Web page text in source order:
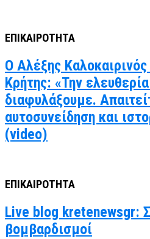
ΕΠΙΚΑΙΡΟΤΗΤΑ
Ο Αλέξης
Κρήτης: «Την
διαφυλάξουμε.
αυτοσυνείδηση και
(video)
ΕΠΙΚΑΙΡΟΤΗΤΑ
Live blog kretenewsgr:
βομβαρδισμοί